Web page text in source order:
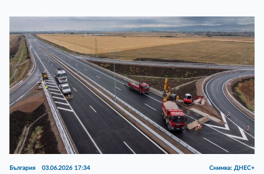
България 03.06.2026 17:34 Снимка: ДНЕС+